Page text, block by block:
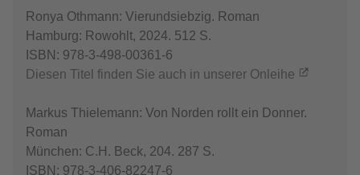
Ronya Othmann: Vierundsiebzig. Roman
Hamburg: Rowohlt, 2024. 512 S.
ISBN: 978-3-498-00361-6
Diesen Titel finden Sie auch in unserer Onleihe
Markus Thielemann: Von Norden rollt ein Donner.
Roman
München: C.H. Beck, 204. 287 S.
ISBN: 978-3-406-82247-6